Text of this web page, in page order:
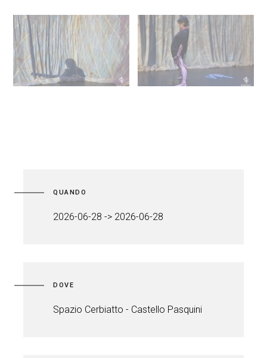
QUANDO
2026-06-28 -> 2026-06-28
DOVE
Spazio Cerbiatto - Castello Pasquini